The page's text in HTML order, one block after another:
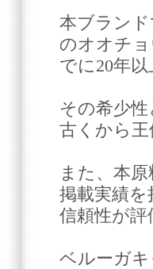
本ブラン
のオオチ
でに20年
その希少
古くから
また、本
掲載実績
信頼性が評
ベルーガ